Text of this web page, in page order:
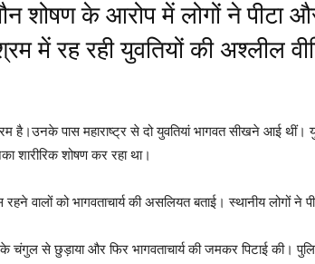
शोषण के आरोप में लोगों ने
में रह रही युवतियों की अश्लील
है।उनके पास महाराष्ट्र से दो युवतियां भागवत सीखने आई थीं।
शारीरिक शोषण कर रहा था।
को भागवताचार्य की असलियत बताई। स्थानीय लोगों ने
के चंगुल से छुड़ाया और फिर भागवताचार्य की जमकर पिटाई की।